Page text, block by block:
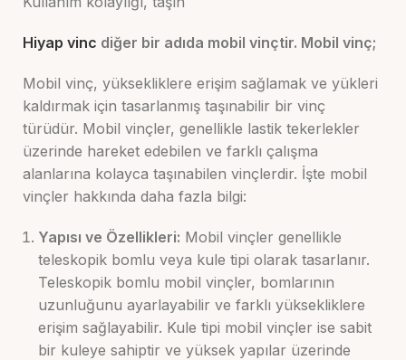
Hiyap vinc diğer bir adıda mobil vinçtir. Mobil vinç;
Mobil vinç, yüksekliklere erişim sağlamak ve yükleri
kaldırmak için tasarlanmış taşınabilir bir vinç
türüdür. Mobil vinçler, genellikle lastik tekerlekler
üzerinde hareket edebilen ve farklı çalışma
alanlarına kolayca taşınabilen vinçlerdir. İşte mobil
vinçler hakkında daha fazla bilgi:
Yapısı ve Özellikleri: Mobil vinçler genellikle
teleskopik bomlu veya kule tipi olarak tasarlanır.
Teleskopik bomlu mobil vinçler, bomlarının
uzunluğunu ayarlayabilir ve farklı yüksekliklere
erişim sağlayabilir. Kule tipi mobil vinçler ise sabit
bir kuleye sahiptir ve yüksek yapılar üzerinde